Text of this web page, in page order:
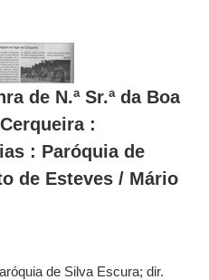
de N.ª Sr.ª da Boa
:
: Paróquia de
de Esteves / Mário
de Silva Escura; dir.